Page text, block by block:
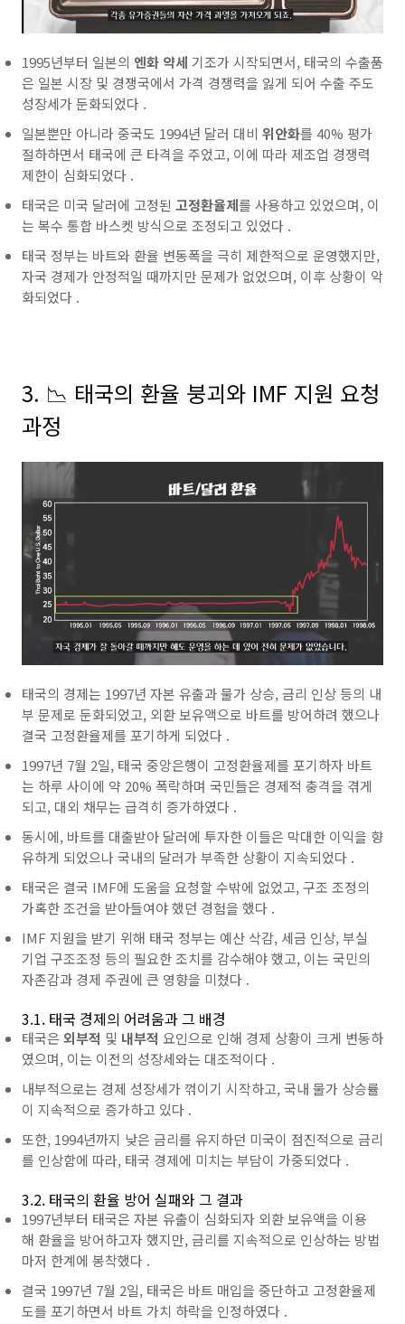
1995년부터 일본의 엔화 약세 기조가 시작되면서, 태국의 수출품
은 일본 시장 및 경쟁국에서 가격 경쟁력을 잃게 되어 수출 주도
성장세가 둔화되었다 .
일본뿐만 아니라 중국도 1994년 달러 대비 위안화를 40% 평가
절하하면서 태국에 큰 타격을 주었고, 이에 따라 제조업 경쟁력
제한이 심화되었다 .
태국은 미국 달러에 고정된 고정환율제를 사용하고 있었으며, 이
는 복수 통합 바스켓 방식으로 조정되고 있었다 .
태국 정부는 바트와 환율 변동폭을 극히 제한적으로 운영했지만,
자국 경제가 안정적일 때까지만 문제가 없었으며, 이후 상황이 악
화되었다 .
3. 📉 태국의 환율 붕괴와 IMF 지원 요청
과정
태국의 경제는 1997년 자본 유출과 물가 상승, 금리 인상등의 내
부 문제로 둔화되었고, 외환 보유액으로 바트를 방어하려 했으나
결국 고정환율제를 포기하게 되었다 .
1997년 7월 2일, 태국 중앙은행이 고정환율제를 포기하자 바트
는 하루 사이에 약 20% 폭락하며 국민들은 경제적 충격을 겪게
되고, 대외 채무는 급격히 증가하였다 .
동시에, 바트를 대출받아 달러에 투자한 이들은 막대한 이익을 향
유하게 되었으나 국내의 달러가 부족한 상황이 지속되었다 .
태국은 결국 IMF에 도움을 요청할 수밖에 없었고, 구조 조정의
가혹한 조건을 받아들여야 했던 경험을 했다 .
IMF 지원을 받기 위해 태국 정부는 예산 삭감, 세금 인상, 부실
기업 구조조정 등의 필요한 조치를 감수해야 했고, 이는 국민의
자존감과 경제 주권에 큰 영향을 미쳤다 .
3.1. 태국 경제의 어려움과 그 배경
태국은 외부적 및 내부적 요인으로 인해 경제 상황이 크게 변동하
였으며, 이는 이전의 성장세와는 대조적이다 .
내부적으로는 경제 성장세가 꺾이기 시작하고, 국내 물가 상승률
이 지속적으로 증가하고 있다 .
또한, 1994년까지 낮은 금리를 유지하던 미국이 점진적으로 금리
를 인상함에 따라, 태국 경제에 미치는 부담이 가중되었다 .
3.2. 태국의 환율 방어 실패와 그 결과
1997년부터 태국은 자본 유출이 심화되자 외환 보유액을 이용
해 환율을 방어하고자 했지만, 금리를 지속적으로 인상하는 방법
마저 한계에 봉착했다 .
결국 1997년 7월 2일, 태국은 바트 매입을 중단하고 고정환율제
도를 포기하면서 바트 가치 하락을 인정하였다 .